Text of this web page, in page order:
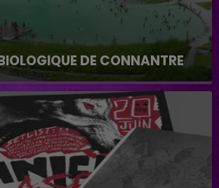
DE CONNANTRE
de Connantre